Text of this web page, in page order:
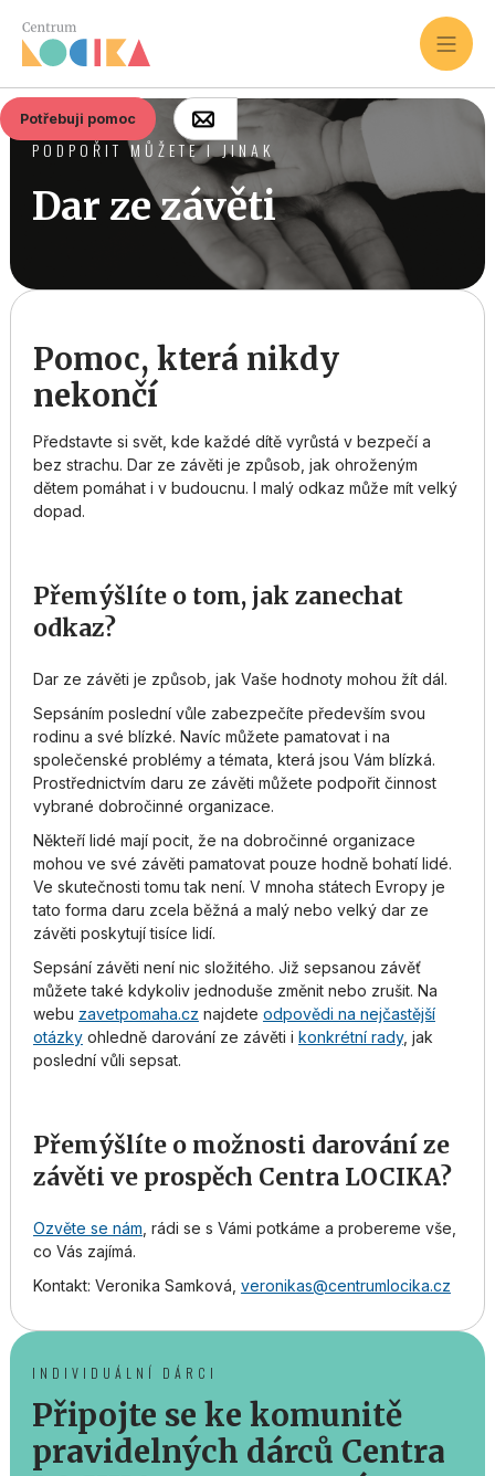
Potřebuji pomoc
PODPOŘIT MŮŽETE I JINAK
Dar ze závěti
Pomoc, která nikdy
nekončí
Představte si svět, kde každé dítě vyrůstá v bezpečí a
bez strachu. Dar ze závěti je způsob, jak ohroženým
dětem pomáhat i v budoucnu. I malý odkaz může mít velký
dopad.
Přemýšlíte o tom, jak zanechat
odkaz?
Dar ze závěti je způsob, jak Vaše hodnoty mohou žít dál.
Sepsáním poslední vůle zabezpečíte především svou
rodinu a své blízké. Navíc můžete pamatovat i na
společenské problémy a témata, která jsou Vám blízká.
Prostřednictvím daru ze závěti můžete podpořit činnost
vybrané dobročinné organizace.
Někteří lidé mají pocit, že na dobročinné organizace
mohou ve své závěti pamatovat pouze hodně bohatí lidé.
Ve skutečnosti tomu tak není. V mnoha státech Evropy je
tato forma daru zcela běžná a malý nebo velký dar ze
závěti poskytují tisíce lidí.
Sepsání závěti není nic složitého. Již sepsanou závěť
můžete také kdykoliv jednoduše změnit nebo zrušit. Na
webu zavetpomaha.cz najdete odpovědi na nejčastější
otázkyohledně darování ze závěti i konkrétní rady, jak
poslední vůli sepsat.
Přemýšlíte o možnosti darování ze
závěti ve prospěch Centra LOCIKA?
Ozvěte se nám , rádi se s Vámi potkáme a probereme vše,
co Vás zajímá.
Kontakt: Veronika Samková, veronikas@centrumlocika.cz
INDIVIDUÁLNÍ DÁRCI
Připojte se ke komunitě
pravidelných dárců Centra